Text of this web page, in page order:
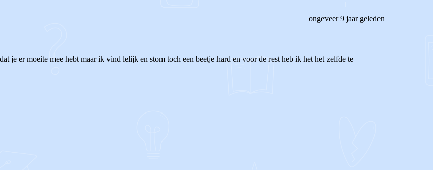
ongeveer 9 jaar geleden
je er moeite mee hebt maar ik vind lelijk en stom toch een beetje hard en voor de rest heb ik het het zelfde te